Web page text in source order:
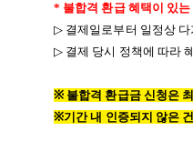
* 불합격 환급 혜택이 있
▷ 결제일로부터 일정상
▷ 결제 당시 정책에 따라
※ 불합격 환급금 신청은
※기간 내 인증되지 않은